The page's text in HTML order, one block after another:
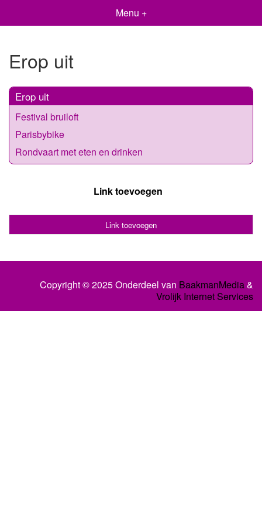
Menu +
Erop uit
Erop uit
Festival bruiloft
Parisbybike
Rondvaart met eten en drinken
Link toevoegen
Link toevoegen
Copyright © 2025 Onderdeel van BaakmanMedia&
Vrolijk Internet Services